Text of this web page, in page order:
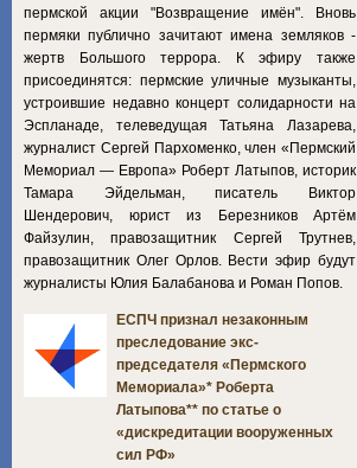
пермской акции "Возвращение имён". Вновь
пермяки публично зачитают имена земляков -
жертв Большого террора. К эфиру также
присоединятся: пермские уличные музыканты,
устроившие недавно концерт солидарности на
Эспланаде, телеведущая Татьяна Лазарева,
журналист Сергей Пархоменко, член «Пермский
Мемориал — Европа» Роберт Латыпов, историк
Тамара Эйдельман, писатель Виктор
Шендерович, юрист из Березников Артём
Файзулин, правозащитник Сергей Трутнев,
правозащитник Олег Орлов. Вести эфир будут
журналисты Юлия Балабанова и Роман Попов.
ЕСПЧ признал незаконным
преследование экс-
председателя «Пермского
Мемориала»* Роберта
Латыпова** по статье о
«дискредитации вооруженных
сил РФ»